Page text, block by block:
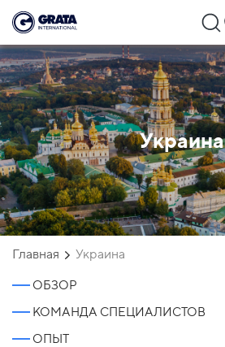
Украина
Главная Украина
ОБЗОР
КОМАНДА СПЕЦИАЛИСТОВ
ОПЫТ